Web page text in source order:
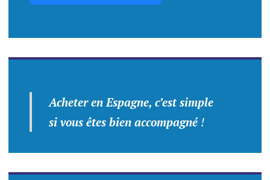
Acheter en Espagne, c’est simple
si vous êtes bien accompagné!